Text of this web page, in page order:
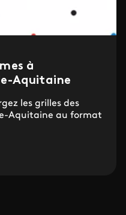
à
Aquitaine
les grilles des
Aquitaine au format